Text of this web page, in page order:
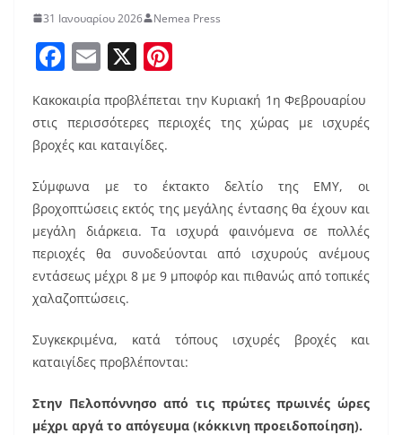
31 Ιανουαρίου 2026 Nemea Press
F
c
e
o
o
k
E
ai
l
X
er
e
Κακοκαιρία προβλέπεται την Κυριακή 1η Φεβρουαρίου
στις περισσότερες περιοχές της χώρας με ισχυρές
βροχές και καταιγίδες.
Σύμφωνα με το έκτακτο δελτίο της ΕΜΥ, οι
βροχοπτώσεις εκτός της μεγάλης έντασης θα έχουν και
μεγάλη διάρκεια. Τα ισχυρά φαινόμενα σε πολλές
περιοχές θα συνοδεύονται από ισχυρούς ανέμους
εντάσεως μέχρι 8 με 9 μποφόρ και πιθανώς από τοπικές
χαλαζοπτώσεις.
Συγκεκριμένα, κατά τόπους ισχυρές βροχές και
καταιγίδες προβλέπονται:
Στην Πελοπόννησο από τις πρώτες πρωινές ώρες
μέχρι αργά το απόγευμα (κόκκινη προειδοποίηση).